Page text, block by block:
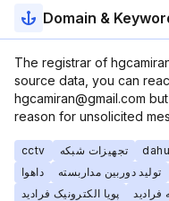
Domain &
The registrar of
source data, you can
hgcamiran@gmail.com
reason for unsolicited
cctv تجهیزات شبکه
داهوا
تولید دوربین مداربسته
پویا الکترونیک فرادید